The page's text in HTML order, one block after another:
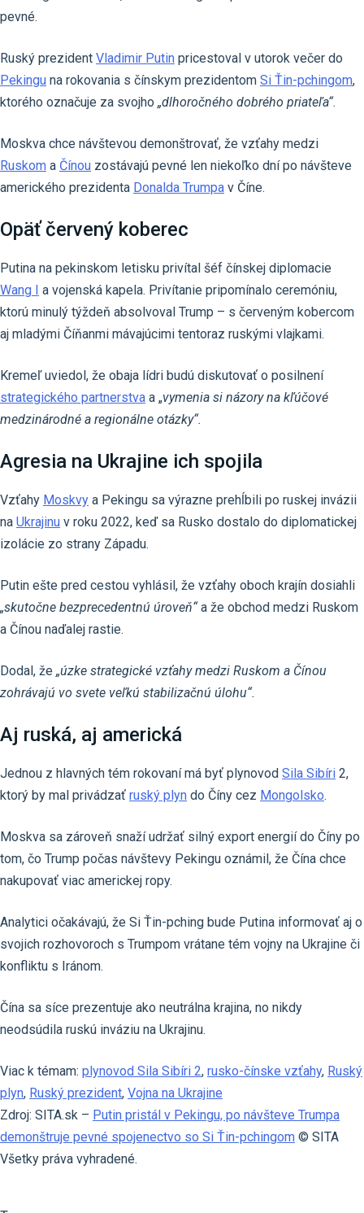
pevné.
Ruský prezident Vladimir Putin pricestoval v utorok večer do
Pekingu na rokovania s čínskym prezidentom Si Ťin-pchingom,
ktorého označuje za svojho „dlhoročného dobrého priateľa“.
Moskva chce návštevou demonštrovať, že vzťahy medzi
Ruskom a Čínou zostávajú pevné len niekoľko dní po návšteve
amerického prezidenta Donalda Trumpa v Číne.
Opäť červený koberec
Putina na pekinskom letisku privítal šéf čínskej diplomacie
Wang I a vojenská kapela. Privítanie pripomínalo ceremóniu,
ktorú minulý týždeň absolvoval Trump – s červeným kobercom
aj mladými Číňanmi mávajúcimi tentoraz ruskými vlajkami.
Kremeľ uviedol, že obaja lídri budú diskutovať o posilnení
strategického partnerstva a „vymenia si názory na kľúčové
medzinárodné a regionálne otázky“.
Agresia na Ukrajine ich spojila
Vzťahy Moskvy a Pekingu sa výrazne prehĺbili po ruskej invázii
na Ukrajinu v roku 2022, keď sa Rusko dostalo do diplomatickej
izolácie zo strany Západu.
Putin ešte pred cestou vyhlásil, že vzťahy oboch krajín dosiahli
„skutočne bezprecedentnú úroveň“a že obchod medzi Ruskom
a Čínou naďalej rastie.
Dodal, že „úzke strategické vzťahy medzi Ruskom a Čínou
zohrávajú vo svete veľkú stabilizačnú úlohu“.
Aj ruská, aj americká
Jednou z hlavných tém rokovaní má byť plynovod Sila Sibíri 2,
ktorý by mal privádzať ruský plyn do Číny cez Mongolsko.
Moskva sa zároveň snaží udržať silný export energií do Číny po
tom, čo Trump počas návštevy Pekingu oznámil, že Čína chce
nakupovať viac americkej ropy.
Analytici očakávajú, že Si Ťin-pching bude Putina informovať aj o
svojich rozhovoroch s Trumpom vrátane tém vojny na Ukrajine či
konfliktu s Iránom.
Čína sa síce prezentuje ako neutrálna krajina, no nikdy
neodsúdila ruskú inváziu na Ukrajinu.
Viac k témam: plynovod Sila Sibíri 2, rusko-čínske vzťahy, Ruský
plyn, Ruský prezident, Vojna na Ukrajine
Zdroj: SITA.sk – Putin pristál v Pekingu, po návšteve Trumpa
demonštruje pevné spojenectvo so Si Ťin-pchingom © SITA
Všetky práva vyhradené.